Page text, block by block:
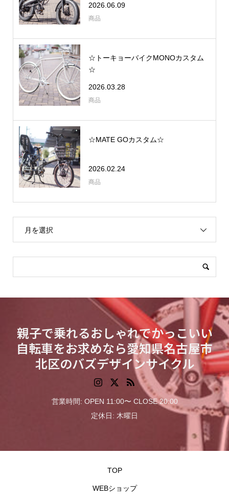
2026.06.09
商品
☆トーキョーバイクMONOカスタム
☆
2026.03.28
商品
☆MATE GOカスタム☆
2026.02.24
商品
月を選択
親子で乗れるおしゃれでかっこいい
自転車をお求めなら愛知県名古屋市
北区のバズデザインサイクル
営業時間: OPEN 11:00〜 CLOSE 20:00
定休日: 木曜日
TOP
WEBショップ